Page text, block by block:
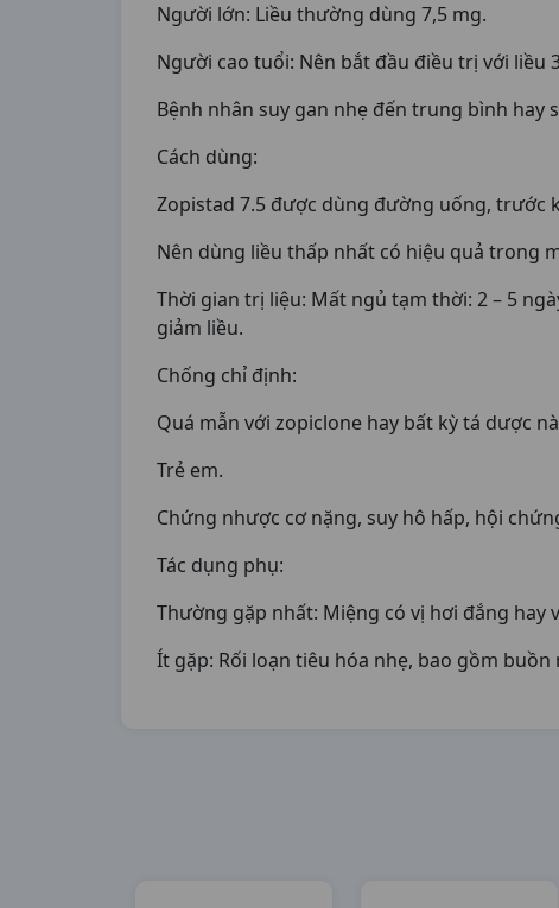
Người lớn: Liều thường dùng 7,5 mg.
Người cao tuổi: Nên bắt đầu điều trị với liều
Bệnh nhân suy gan nhẹ đến trung bình hay
Cách dùng:
Zopistad 7.5 được dùng đường uống, trước
Nên dùng liều thấp nhất có hiệu quả trong
Thời gian trị liệu: Mất ngủ tạm thời: 2 – 5
giảm liều.
Chống chỉ định:
Quá mẫn với zopiclone hay bất kỳ tá dược
Trẻ em.
Chứng nhược cơ nặng, suy hô hấp, hội
Tác dụng phụ:
Thường gặp nhất: Miệng có vị hơi đắng hay
Ít gặp: Rối loạn tiêu hóa nhẹ, bao gồm